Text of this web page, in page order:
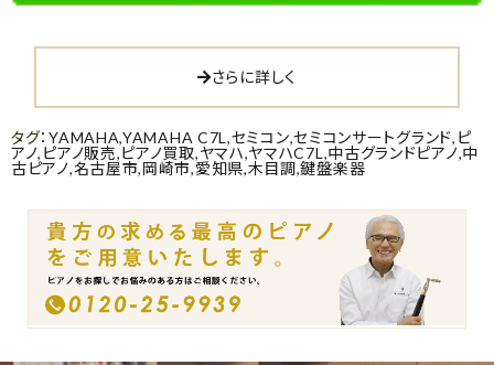
さらに詳しく
タグ：YAMAHA,YAMAHA C7L,セミコン,セミコンサートグランド, ピ
アノ, ピアノ販売,ピアノ買取,ヤマハ,ヤマハC7L,中古グランドピアノ,中
古ピアノ,名古屋市,岡崎市,愛知県,木目調,鍵盤楽器